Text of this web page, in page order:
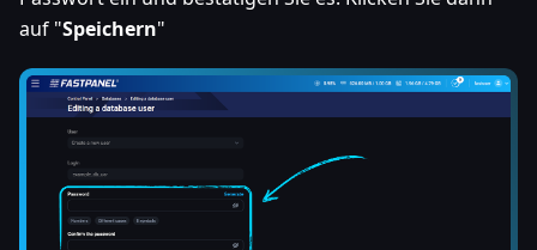
auf "Speichern"